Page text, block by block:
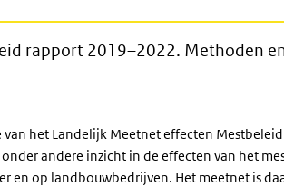
Mestbeleid rapport
rapport 2019–2022. Methoden
het Landelijk Meetnet effecten
andere inzicht in de effecten van het
en op landbouwbedrijven. Het meetnet is